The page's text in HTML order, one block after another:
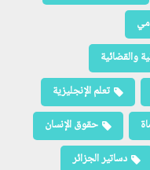
والقضائية
تعلم الإنجليزية
حقوق الإنسان
دساتير الجزائر